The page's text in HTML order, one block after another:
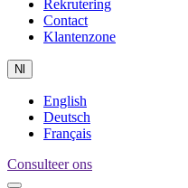
Rekrutering
Contact
Klantenzone
Nl
English
Deutsch
Français
Consulteer ons